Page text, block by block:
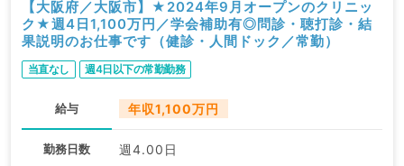
【大阪府／大阪市】★2024年9月オープンのクリニッ
ク★週4日1,100万円／学会補助有◎問診・聴打診・結
果説明のお仕事です（健診・人間ドック／常勤）
当直なし 週4日以下の常勤勤務
給与 年収1,100万円
勤務日数 週4.00日